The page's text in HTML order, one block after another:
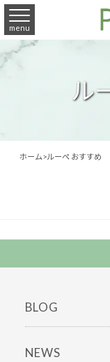
menu
ル
ホーム>ルーペ おすすめ
BLOG
NEWS